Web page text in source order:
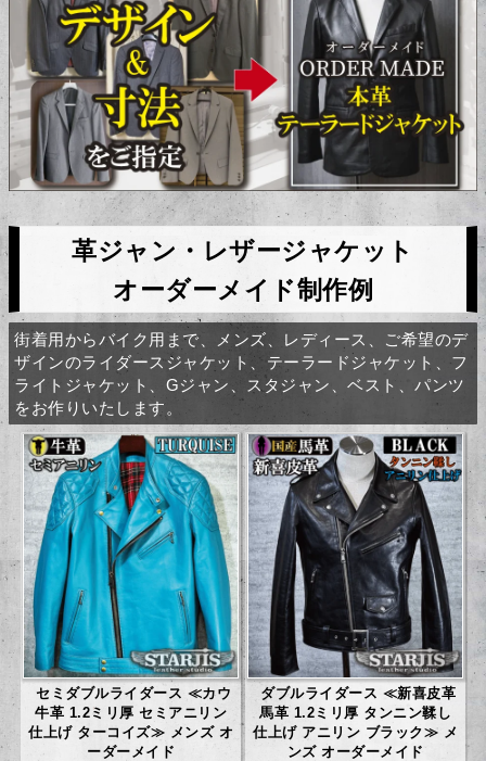
革ジャン・レザージャケット
オーダーメイド制作例
街着用からバイク用まで、メンズ、レディース、ご希望のデ
ザインのライダースジャケット、テーラードジャケット、フ
ライトジャケット、Gジャン、スタジャン、ベスト、パンツ
をお作りいたします。
セミダブルライダース ≪カウ
牛革 1.2ミリ厚 セミアニリン
仕上げ ターコイズ≫ メンズ オ
ーダーメイド
ダブルライダース ≪新喜皮革
馬革 1.2ミリ厚 タンニン鞣し
仕上げ アニリン ブラック≫ メ
ンズ オーダーメイド